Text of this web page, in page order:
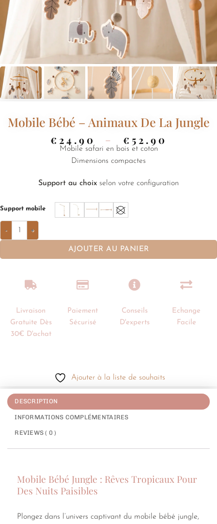
Mobile Bébé – Animaux De La Jungle
€ 24.90 – € 52.90
Mobile safari en bois et coton
Dimensions compactes
Support au choix selon votre configuration
Support mobile
AJOUTER AU PANIER
Livraison
Gratuite Dès
30€ D'achat
Paiement
Sécurisé
Conseils
D'experts
Echange
Facile
Ajouter à la liste de souhaits
DESCRIPTION
INFORMATIONS COMPLÉMENTAIRES
REVIEWS ( 0 )
Mobile Bébé Jungle : Rêves Tropicaux Pour
Des Nuits Paisibles
Plongez dans l’univers captivant du mobile bébé jungle,